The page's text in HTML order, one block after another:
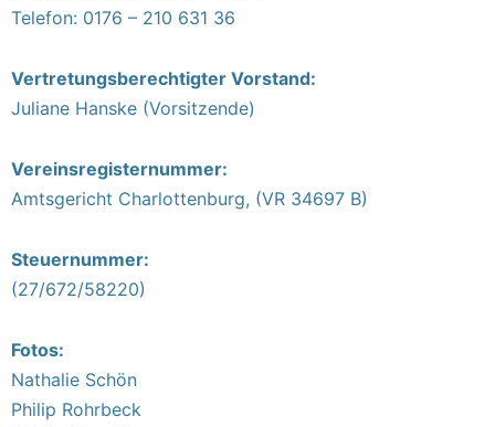
Telefon: 0176 – 210 631 36
Vertretungsberechtigter Vorstand:
Juliane Hanske (Vorsitzende)
Vereinsregisternummer:
Amtsgericht Charlottenburg, (VR 34697 B)
Steuernummer:
(27/672/58220)
Fotos:
Nathalie Schön
Philip Rohrbeck